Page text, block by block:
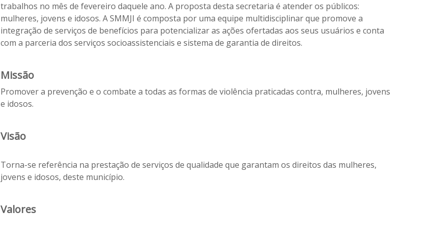
trabalhos no mês de fevereiro daquele ano. A proposta desta secretaria é atender os públicos:
mulheres, jovens e idosos. A SMMJI é composta por uma equipe multidisciplinar que promove a
integração de serviços de benefícios para potencializar as ações ofertadas aos seus usuários e conta
com a parceria dos serviços socioassistenciais e sistema de garantia de direitos.
Missão
Promover a prevenção e o combate a todas as formas de violência praticadas contra, mulheres, jovens
e idosos.
Visão
Torna-se referência na prestação de serviços de qualidade que garantam os direitos das mulheres,
jovens e idosos, deste município.
Valores